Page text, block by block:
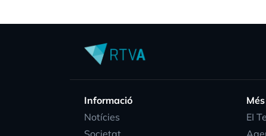
Informació
Notícies
Més
EI